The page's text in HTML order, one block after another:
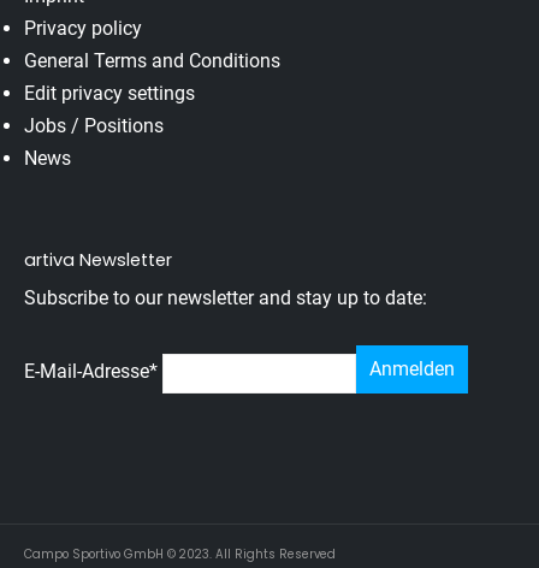
Privacy policy
General Terms and Conditions
Edit privacy settings
Jobs / Positions
News
artiva Newsletter
Subscribe to our newsletter and stay up to date:
E-Mail-Adresse*
Campo Sportivo GmbH © 2023. All Rights Reserved